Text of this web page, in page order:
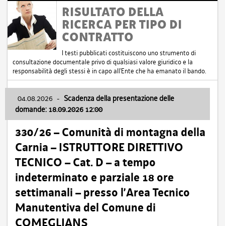
RISULTATO DELLA
RICERCA PER TIPO DI
CONTRATTO
I testi pubblicati costituiscono uno strumento di
consultazione documentale privo di qualsiasi valore giuridico e la
responsabilità degli stessi è in capo all'Ente che ha emanato il bando.
04.08.2026 - Scadenza della presentazione delle
domande: 18.09.2026 12:00
330/26 – Comunità di montagna della
Carnia – ISTRUTTORE DIRETTIVO
TECNICO – Cat. D – a tempo
indeterminato e parziale 18 ore
settimanali – presso l’Area Tecnico
Manutentiva del Comune di
COMEGLIANS